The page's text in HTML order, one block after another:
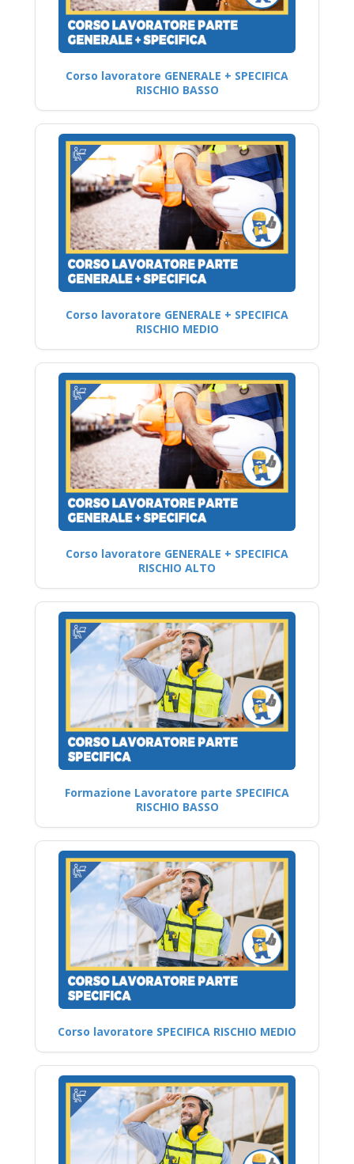
Corso lavoratore GENERALE + SPECIFICA
RISCHIO BASSO
Corso lavoratore GENERALE + SPECIFICA
RISCHIO MEDIO
Corso lavoratore GENERALE + SPECIFICA
RISCHIO ALTO
Formazione Lavoratore parte SPECIFICA
RISCHIO BASSO
Corso lavoratore SPECIFICA RISCHIO MEDIO